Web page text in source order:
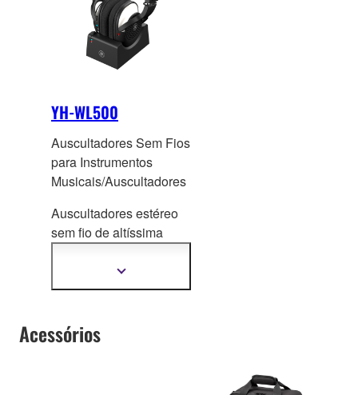
YH-WL500
Auscultadores Sem Fios
para Instrumentos
Musicais/Auscultadores
Auscultadores estéreo
sem fio de altíssima
instrumentos musicais
Mostrar
Acessórios